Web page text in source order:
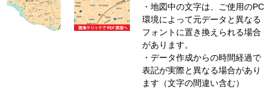
・地図中の文字は、ご使用のPC
環境によって元データと異なる
フォントに置き換えられる場合
があります。
・データ作成からの時間経過で
表記が実際と異なる場合があり
ます（文字の間違い含む）